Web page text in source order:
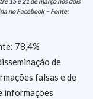
no Facebook – Fonte:
78,4%
de
falsas e de
informações